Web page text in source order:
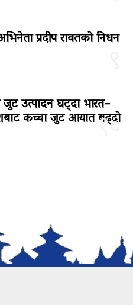
प्रदीप रावतको निधन
१०
उत्पादन घट्दा भारत–
कच्चा जुट आयात बढ्दो